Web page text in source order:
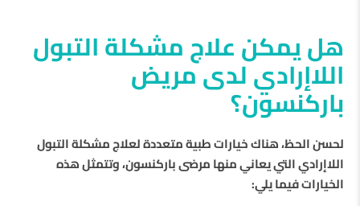
هل يمكن علاج مشكلة التبول
اللاإرادي لدى مريض
باركنسون؟
لحسن الحظ، هناك خيارات طبية متعددة لعلاج مشكلة التبول
اللاإرادي التي يعاني منها مرضى باركنسون، وتتمثل هذه
الخيارات فيما يلي: